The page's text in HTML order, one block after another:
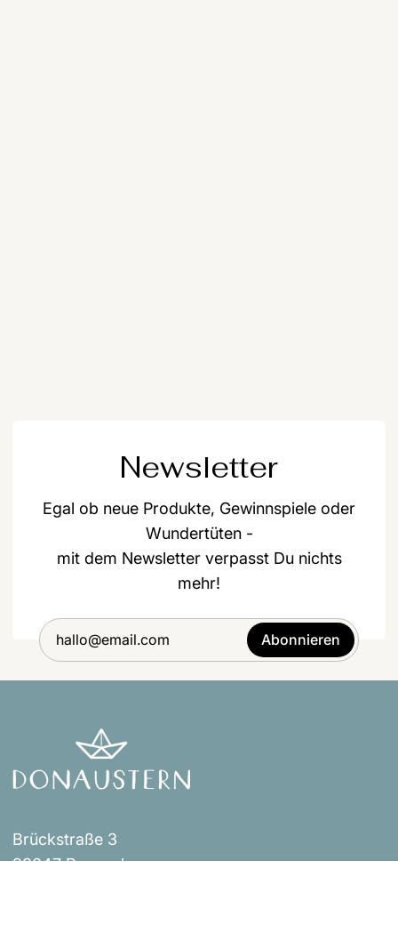
Newsletter
Egal ob neue Produkte, Gewinnspiele oder
Wundertüten -
mit dem Newsletter verpasst Du nichts
mehr!
Abonnieren
Brückstraße 3
93047 Regensburg